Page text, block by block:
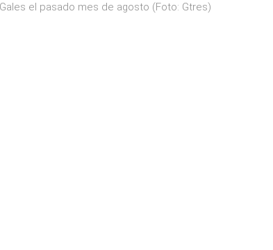
el pasado mes de agosto (Foto: Gtres)